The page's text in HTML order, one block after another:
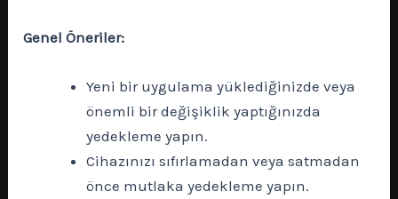
Genel Öneriler:
Yeni bir uygulama yüklediğinizde veya
önemli bir değişiklik yaptığınızda
yedekleme yapın.
Cihazınızı sıfırlamadan veya satmadan
önce mutlaka yedekleme yapın.